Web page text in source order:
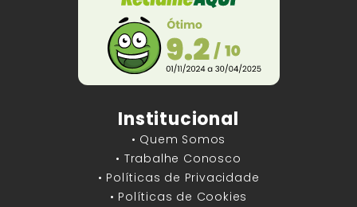
Institucional
• Quem Somos
• Trabalhe Conosco
• Políticas de Privacidade
• Políticas de Cookies